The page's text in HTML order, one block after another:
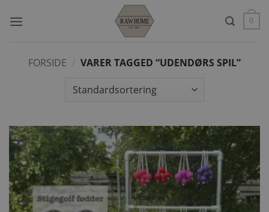
0
FORSIDE / VARER TAGGED “UDENDØRS SPIL”